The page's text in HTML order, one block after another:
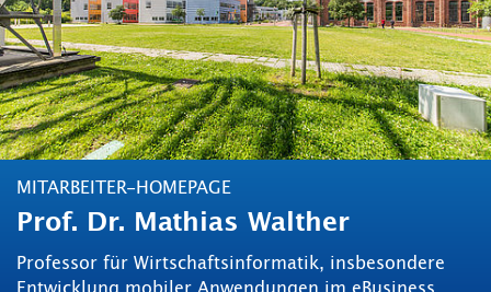
BESCHÄFTIGTE
Blogs Kontakt und Anfahrt Webmail Moodle
TH Online-Portal Personensuche English
MITARBEITER-HOMEPAGE
Prof. Dr. Mathias Walther
Professor für Wirtschaftsinformatik, insbesondere